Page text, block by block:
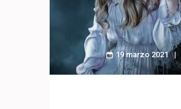
19 marzo 2021